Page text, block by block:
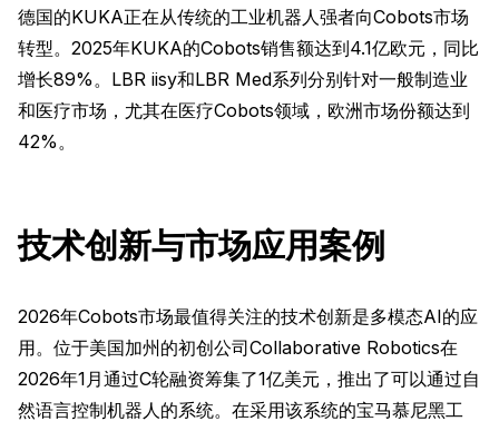
德国的KUKA正在从传统的工业机器人强者向Cobots市场
转型。2025年KUKA的Cobots销售额达到4.1亿欧元，同比
增长89%。LBR iisy和LBR Med系列分别针对一般制造业
和医疗市场，尤其在医疗Cobots领域，欧洲市场份额达到
42%。
技术创新与市场应用案例
2026年Cobots市场最值得关注的技术创新是多模态AI的应
用。位于美国加州的初创公司Collaborative Robotics在
2026年1月通过C轮融资筹集了1亿美元，推出了可以通过自
然语言控制机器人的系统。在采用该系统的宝马慕尼黑工